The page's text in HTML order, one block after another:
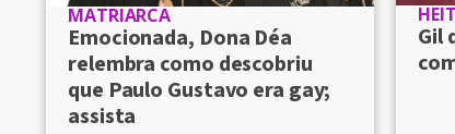
MATRIARCA
Emocionada, Dona Déa
relembra como descobriu
que Paulo Gustavo era gay;
assista
Gil